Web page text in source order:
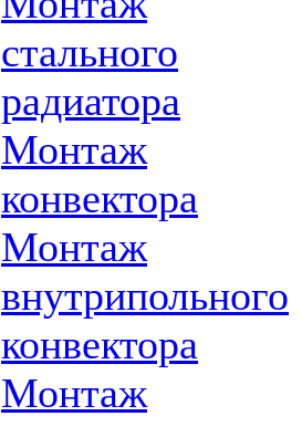
стального
радиатора
Монтаж
конвектора
Монтаж
внутрипольного
конвектора
Монтаж